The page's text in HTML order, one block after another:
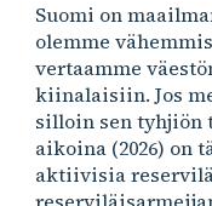
Suomi on
olemme
vertaamme
kiinalaisiin. Jos
silloin sen tyhjiön
aikoina (2026) on
aktiivisia